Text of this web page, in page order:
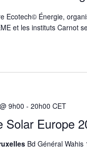
Ecotech© Énergie,
et les instituts Carnot
Solar Europe
9h00 - 20h00 CET
Bd Général Wahis